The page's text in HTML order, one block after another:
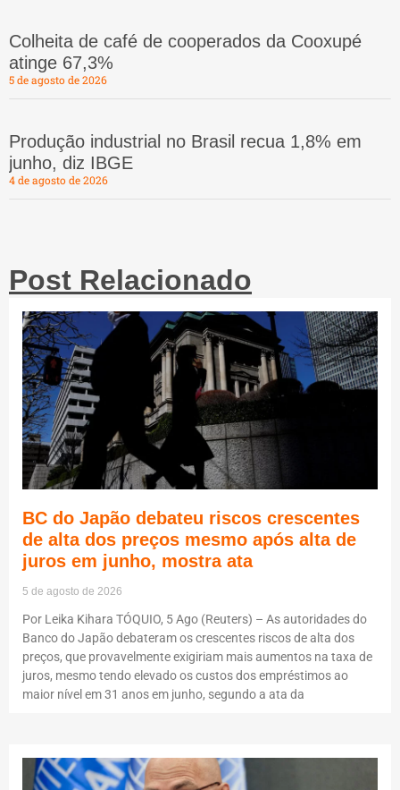
Colheita de café de cooperados da Cooxupé
atinge 67,3%
5 de agosto de 2026
Produção industrial no Brasil recua 1,8% em
junho, diz IBGE
4 de agosto de 2026
Post Relacionado
BC do Japão debateu riscos crescentes
de alta dos preços mesmo após alta de
juros em junho, mostra ata
5 de agosto de 2026
Por Leika Kihara TÓQUIO, 5 Ago (Reuters) – As autoridades do
Banco do Japão debateram os crescentes riscos de alta dos
preços, que provavelmente exigiriam mais aumentos na taxa de
juros, mesmo tendo elevado os custos dos empréstimos ao
maior nível em 31 anos em junho, segundo a ata da